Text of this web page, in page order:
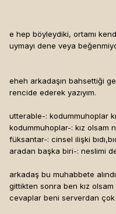
e hep böyleydiki, ortamı
uymayı dene veya
eheh arkadaşın bahsettiği
rencide ederek yazıyım.
utterable-: kodummuhoplar
kodummuhoplar-: kız olsam
füksantar-: cinsel ilişki
aradan başka biri-: neslimi
arkadaş bu muhabbete
gittikten sonra ben kız olsam
cevaplar beni serverdan çok